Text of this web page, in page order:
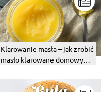
Klarowanie masła – jak zrobić
masło klarowane domowym